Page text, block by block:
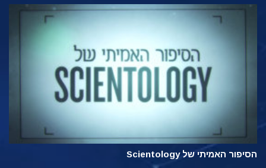
הסיפור האמיתי של Scientology